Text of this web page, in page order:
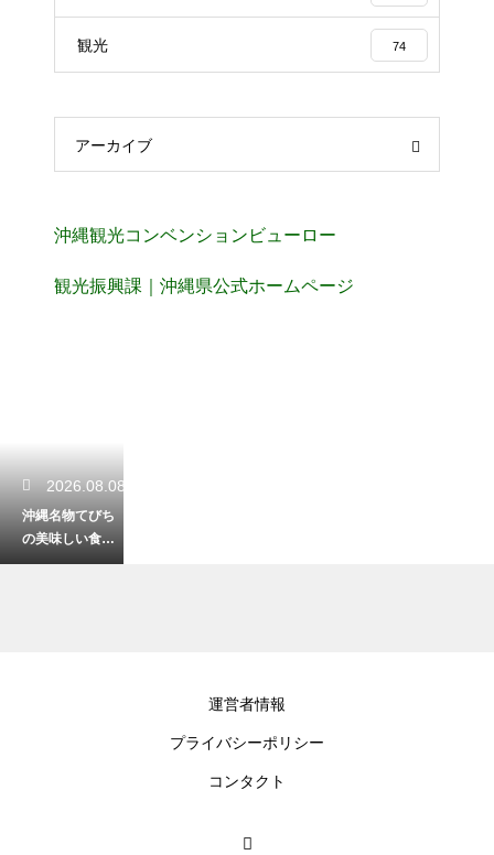
観光 74
アーカイブ
沖縄観光コンベンションビューロー
観光振興課｜沖縄県公式ホームページ
2026.08.08
沖縄名物てびち
の美味しい食べ
方！コラーゲン
運営者情報
プライバシーポリシー
コンタクト